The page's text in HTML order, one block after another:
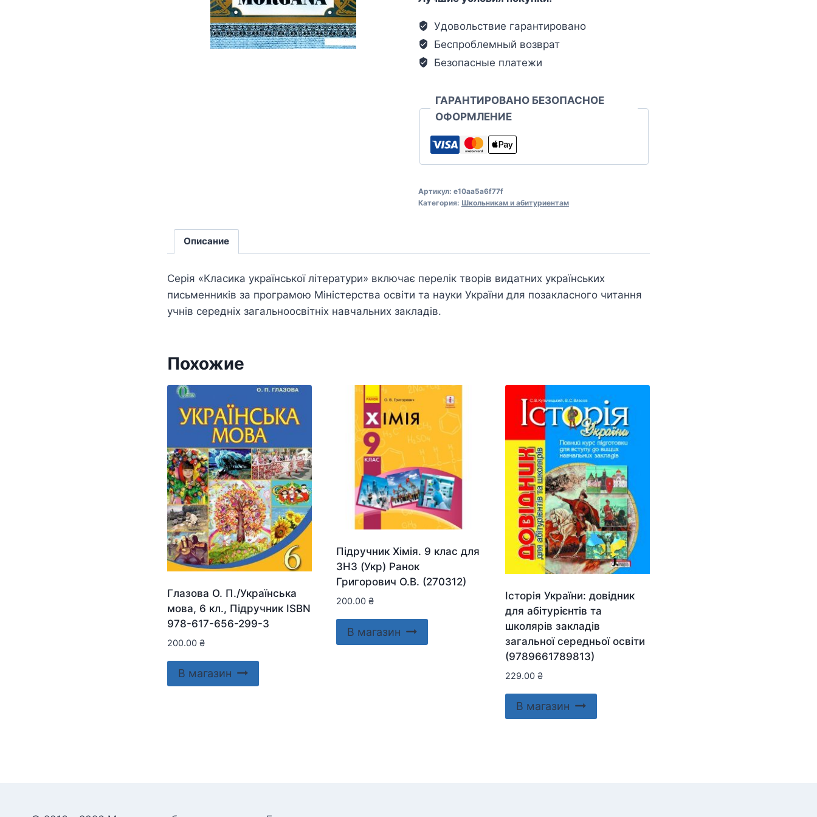
Удовольствие гарантировано
Беспроблемный возврат
Безопасные платежи
ГАРАНТИРОВАНО БЕЗОПАСНОЕ
ОФОРМЛЕНИЕ
Артикул: e10aa5a6f77f
Категория: Школьникам и абитуриентам
Описание
Серія «Класика української літератури» включає перелік творів видатних українських
письменників за програмою Міністерства освіти та науки України для позакласного читання
учнів середніх загальноосвітніх навчальних закладів.
Похожие
Глазова О. П./Українська
мова, 6 кл., Підручник ISBN
978-617-656-299-3
200.00 ₴
В магазин
Підручник Хімія. 9 клас для
ЗНЗ (Укр) Ранок
Григорович О.В. (270312)
200.00 ₴
В магазин
Історія України: довідник
для абітурієнтів та
школярів закладів
загальної середньої освіти
(9789661789813)
229.00 ₴
В магазин